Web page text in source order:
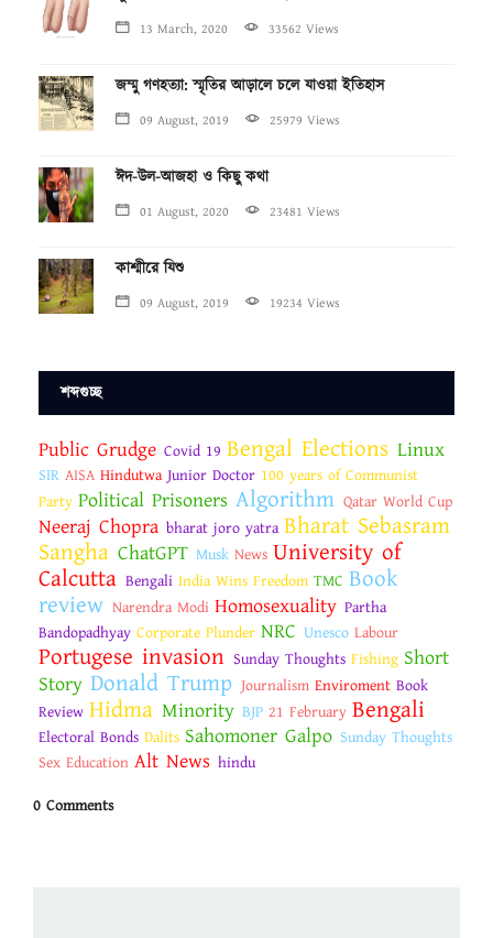
13 March, 2020 33562 Views
জম্মু গণহত্যা: স্মৃতির আড়ালে চলে যাওয়া ইতিহাস
09 August, 2019 25979 Views
ঈদ-উল-আজহা ও কিছু কথা
01 August, 2020 23481 Views
কাশ্মীরে যিশু
09 August, 2019 19234 Views
শব্দগুচ্ছ
Public Grudge Covid 19 Bengal Elections Linux
SIR AISA Hindutwa Junior Doctor 100 years of Communist
Party Political Prisoners Algorithm Qatar World Cup
Neeraj Chopra bharat joro yatra Bharat Sebasram
Sangha ChatGPT Musk News University of
Calcutta Bengali India Wins Freedom TMC Book
review Narendra Modi Homosexuality Partha
Bandopadhyay Corporate Plunder NRC Unesco Labour
Portugese invasion Sunday Thoughts Fishing Short
Story Donald Trump Journalism Enviroment Book
Review Hidma Minority BJP 21 February Bengali
Electoral Bonds Dalits Sahomoner Galpo Sunday Thoughts
Sex Education Alt News hindu
0 Comments